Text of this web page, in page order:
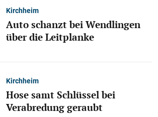
Kirchheim
Auto schanzt bei Wendlingen
über die Leitplanke
Kirchheim
Hose samt Schlüssel bei
Verabredung geraubt